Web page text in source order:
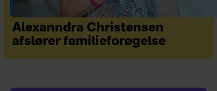
Alexanndra Christensen
afslører familieforøgelse